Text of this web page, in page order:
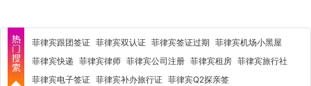
菲律宾跟团签证 菲律宾双认证 菲律宾签证过期 菲律宾机场小黑屋
菲律宾快递 菲律宾律师 菲律宾公司注册 菲律宾租房 菲律宾旅行社
菲律宾电子签证 菲律宾补办旅行证 菲律宾Q2探亲签